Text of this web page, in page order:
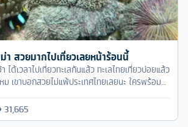
า สวยมากไปเที่ยวเลยหน้าร้อนนี้
ได้เวลาไปเที่ยวทะเลกันแล้ว ทะเลไทยเที่ยวบ่อยแล้ว
ม เขาบอกสวยไม่แพ้ประเทศไทยเลยนะ ใครพร้อม
31,665